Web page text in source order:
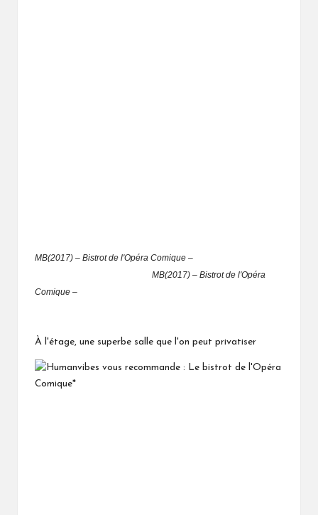
MB(2017) – Bistrot de l'Opéra Comique –
MB(2017) – Bistrot de l'Opéra
Comique –
À l'étage, une superbe salle que l'on peut privatiser